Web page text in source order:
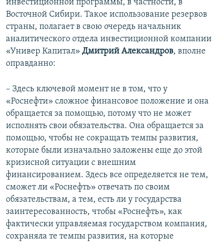
инвестиционной программы, в частности, в
Восточной Сибири. Такое использование резервов
страны, полагает в свою очередь начальник
аналитического отдела инвестиционной компании
«Универ Капитал» Дмитрий Александров, вполне
оправданно:
– Здесь ключевой момент не в том, что у
«Роснефти» сложное финансовое положение и она
обращается за помощью, потому что не может
исполнять свои обязательства. Она обращается за
помощью, чтобы не сокращать темпы развития,
которые были изначально заложены еще до этой
кризисной ситуации с внешним
финансированием. Здесь все определяется не тем,
сможет ли «Роснефть» отвечать по своим
обязательствам, а тем, есть ли у государства
заинтересованность, чтобы «Роснефть», как
фактически управляемая государством компания,
сохраняла те темпы развития, на которые